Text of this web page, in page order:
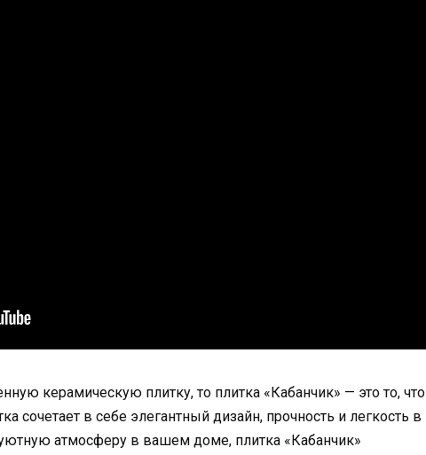
керамическую плитку, то плитка «Кабанчик» — это то, что
сочетает в себе элегантный дизайн, прочность и легкость в
атмосферу в вашем доме, плитка «Кабанчик»